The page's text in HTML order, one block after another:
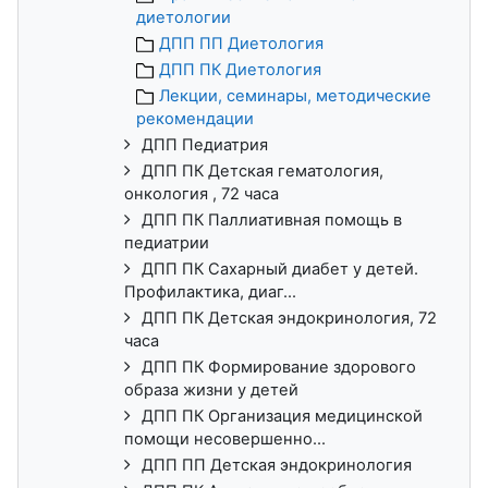
диетологии
ДПП ПП Диетология
ДПП ПК Диетология
Лекции, семинары, методические
рекомендации
ДПП Педиатрия
ДПП ПК Детская гематология,
онкология , 72 часа
ДПП ПК Паллиативная помощь в
педиатрии
ДПП ПК Сахарный диабет у детей.
Профилактика, диаг...
ДПП ПК Детская эндокринология, 72
часа
ДПП ПК Формирование здорового
образа жизни у детей
ДПП ПК Организация медицинской
помощи несовершенно...
ДПП ПП Детская эндокринология